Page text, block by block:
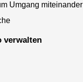
Umgang miteinander
verwalten